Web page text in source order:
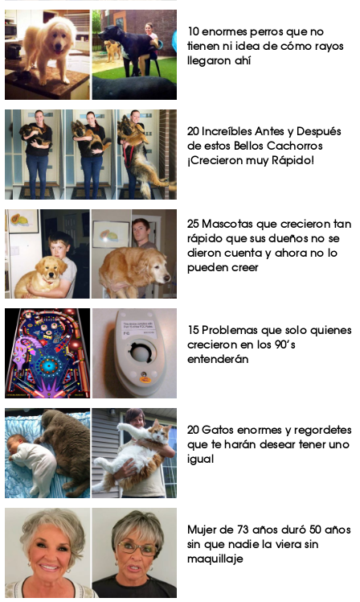
10 enormes perros que no
tienen ni idea de cómo rayos
llegaron ahí
20 Increíbles Antes y Después
de estos Bellos Cachorros
¡Crecieron muy Rápido!
25 Mascotas que crecieron tan
rápido que sus dueños no se
dieron cuenta y ahora no lo
pueden creer
15 Problemas que solo quienes
crecieron en los 90’s
entenderán
20 Gatos enormes y regordetes
que te harán desear tener uno
igual
Mujer de 73 años duró 50 años
sin que nadie la viera sin
maquillaje